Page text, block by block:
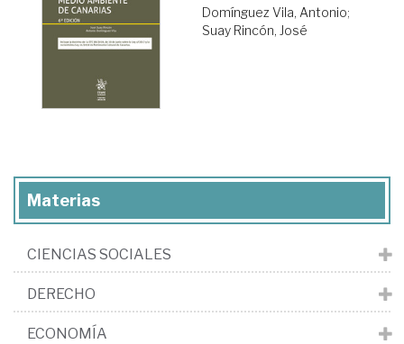
Domínguez Vila, Antonio;
Suay Rincón, José
Materias
CIENCIAS SOCIALES
DERECHO
ECONOMÍA